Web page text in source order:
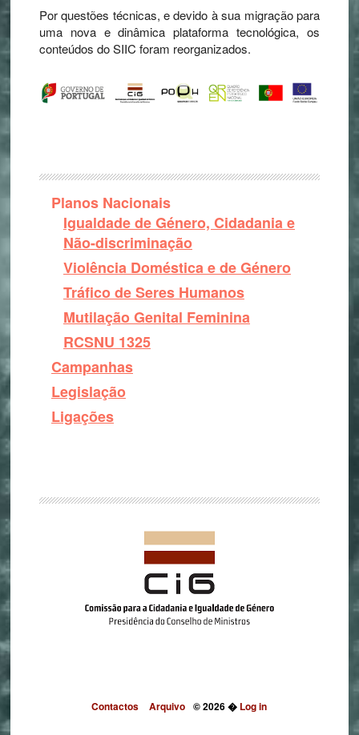
Por questões técnicas, e devido à sua migração para
uma nova e dinâmica plataforma tecnológica, os
conteúdos do SIIC foram reorganizados.
Planos Nacionais
Igualdade de Género, Cidadania e
Não-discriminação
Violência Doméstica e de Género
Tráfico de Seres Humanos
Mutilação Genital Feminina
RCSNU 1325
Campanhas
Legislação
Ligações
Contactos Arquivo © 2026 � Log in